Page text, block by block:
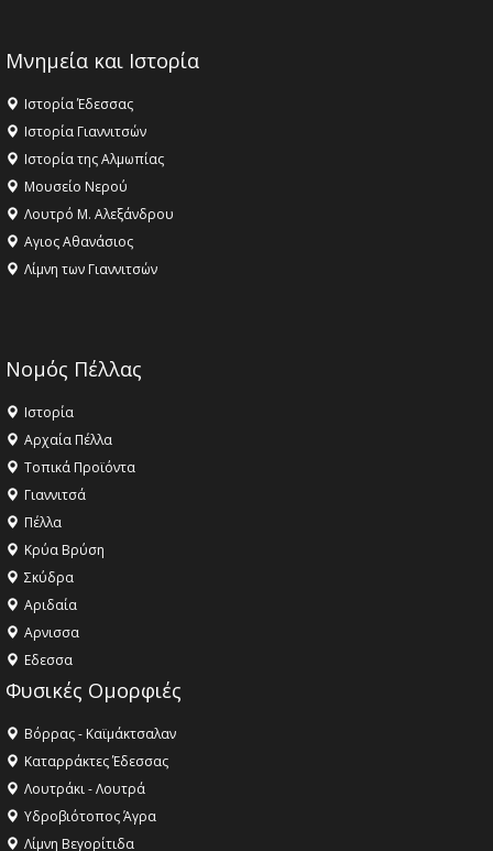
Μνημεία και Ιστορία
Ιστορία Έδεσσας
Ιστορία Γιαννιτσών
Ιστορία της Αλμωπίας
Μουσείο Νερού
Λουτρό Μ. Αλεξάνδρου
Αγιος Αθανάσιος
Λίμνη των Γιαννιτσών
Νομός Πέλλας
Ιστορία
Αρχαία Πέλλα
Τοπικά Προϊόντα
Γιαννιτσά
Πέλλα
Κρύα Βρύση
Σκύδρα
Αριδαία
Aρνισσα
Eδεσσα
Φυσικές Ομορφιές
Βόρρας - Καϊμάκτσαλαν
Καταρράκτες Έδεσσας
Λουτράκι - Λουτρά
Υδροβιότοπος Άγρα
Λίμνη Βεγορίτιδα